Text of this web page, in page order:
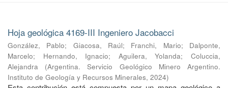
Hoja geológica 4169-III Ingeniero Jacobacci
González, Pablo; Giacosa, Raúl; Franchi, Mario; Dalponte,
Marcelo; Hernando, Ignacio; Aguilera, Yolanda;Coluccia,
Alejandra
(Argentina. Servicio Geológico Minero Argentino.
Instituto de Geología y Recursos Minerales, 2024)